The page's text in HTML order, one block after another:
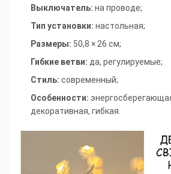
Выключатель: на проводе;
Тип установки: настольная;
Размеры: 50,8 × 26 см;
Гибкие ветви: да, регулируемые;
Стиль: современный;
Особенности:
декоративная, гибкая.